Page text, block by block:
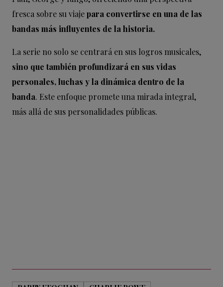
fresca sobre su viajepara convertirse en una de las
bandas más influyentes de la historia.
La serie no solo se centrará en sus logros musicales,
sino que también profundizará en sus vidas
personales, luchas y la dinámica dentro de la
banda. Este enfoque promete una mirada integral,
más allá de sus personalidades públicas.